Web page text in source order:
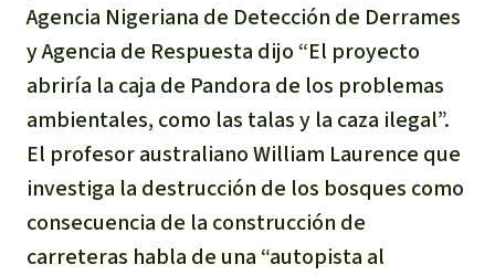
Landgrabbing
Granjas Industriales
Para niñas y niños
Defensoras y Defensores
Agencia Nigeriana de Detección de Derrames
y Agencia de Respuesta dijo “El proyecto
abriría la caja de Pandora de los problemas
ambientales, como las talas y la caza ilegal”.
El profesor australiano William Laurence que
investiga la destrucción de los bosques como
consecuencia de la construcción de
carreteras habla de una “autopista al